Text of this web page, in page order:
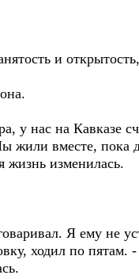
и
у нас на Кавказе
жили вместе, пока
жизнь изменилась.
Я ему не
ходил по пятам.